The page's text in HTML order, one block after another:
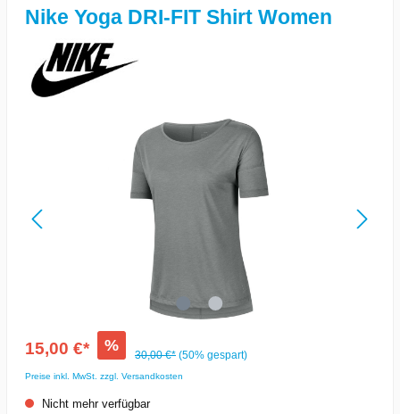
Nike Yoga DRI-FIT Shirt Women
15,00 €* %
30,00 €* (50% gespart)
Preise inkl. MwSt. zzgl. Versandkosten
Nicht mehr verfügbar